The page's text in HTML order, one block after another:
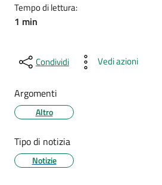
Tempo di lettura:
1 min
Condividi Vedi azioni
Argomenti
Altro
Tipo di notizia
Notizie